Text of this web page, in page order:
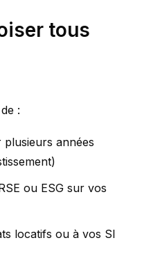
tous
:
plusieurs années
ou ESG sur vos
locatifs ou à vos SI